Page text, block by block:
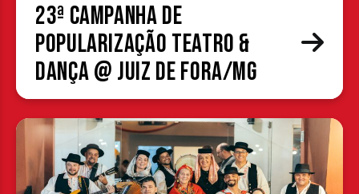
23ª Campanha de
Popularização Teatro &
Dança @ Juiz de Fora/MG